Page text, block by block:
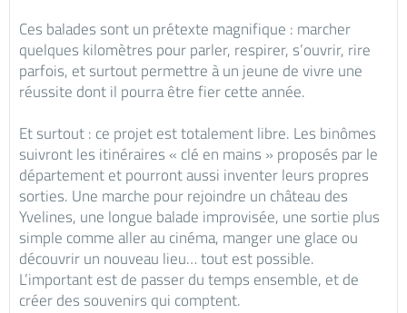
Ces balades sont un prétexte magnifique : marcher
quelques kilomètres pour parler, respirer, s’ouvrir, rire
parfois, et surtout permettre à un jeune de vivre une
réussite dont il pourra être fier cette année.
Et surtout : ce projet est totalement libre. Les binômes
suivront les itinéraires « clé en mains » proposés par le
département et pourront aussi inventer leurs propres
sorties. Une marche pour rejoindre un château des
Yvelines, une longue balade improvisée, une sortie plus
simple comme aller au cinéma, manger une glace ou
découvrir un nouveau lieu… tout est possible.
L’important est de passer du temps ensemble, et de
créer des souvenirs qui comptent.